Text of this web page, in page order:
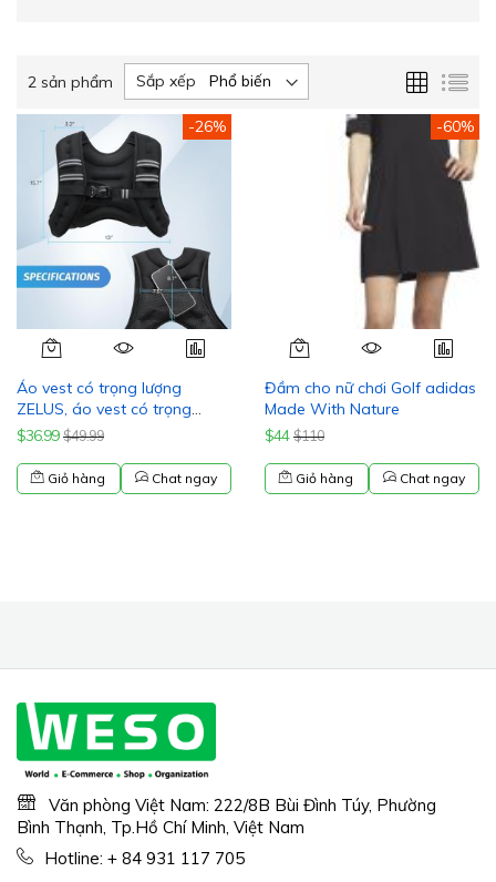
2 sản phẩm Sắp xếp Lưới
-26%
Áo vest có trọng lượng
ZELUS, áo vest có trọng
lượng
có sọc phản quang dùng cho
tập luyện, rèn luyện sức
$36.99 $49.99
Giỏ hàng Chat ngay
-60%
Đầm cho nữ chơi Golf adidas
Made With Nature
$44 $110
Giỏ hàng Chat ngay
Văn phòng Việt Nam: 222/8B Bùi Đình Túy, Phường
Bình Thạnh, Tp.Hồ Chí Minh, Việt Nam
Hotline: + 84 931 117 705